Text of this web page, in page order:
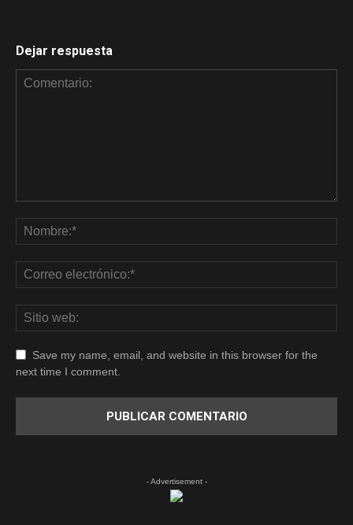
Dejar respuesta
Save my name, email, and website in this browser for the
next time I comment.
- Advertisement -